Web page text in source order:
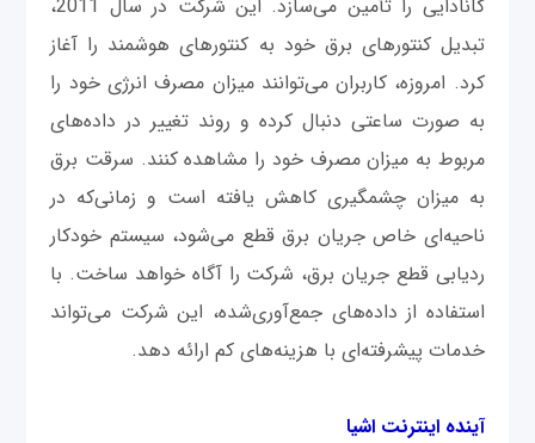
کانادایی را تأمین می‌سازد. این شرکت در سال 2011،
تبدیل کنتورهای برق خود به کنتورهای هوشمند را آغاز
کرد. امروزه، کاربران می‌توانند میزان مصرف انرژی خود را
به صورت ساعتی دنبال کرده و روند تغییر در داده‌های
مربوط به میزان مصرف خود را مشاهده کنند. سرقت برق
به میزان چشمگیری کاهش یافته است و زمانی‌که در
ناحیه‌ای خاص جریان برق قطع می‌شود، سیستم خودکار
ردیابی قطع جریان برق، شرکت را آگاه خواهد ساخت. با
استفاده از داده‌های جمع‌آوری‌شده، این شرکت می‌تواند
خدمات پیشرفته‌ای با هزینه‌های کم ارائه دهد.
آینده اینترنت اشیا